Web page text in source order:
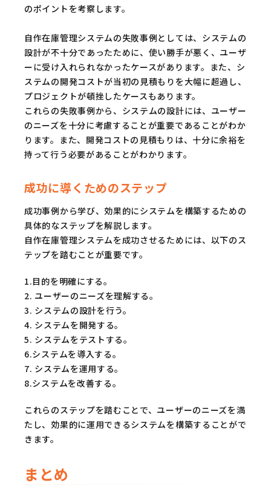
のポイントを考察します。
自作在庫管理システムの失敗事例としては、システムの
設計が不十分であったために、使い勝手が悪く、ユーザ
ーに受け入れられなかったケースがあります。また、シ
ステムの開発コストが当初の見積もりを大幅に超過し、
プロジェクトが頓挫したケースもあります。
これらの失敗事例から、システムの設計には、ユーザー
のニーズを十分に考慮することが重要であることがわか
ります。また、開発コストの見積もりは、十分に余裕を
持って行う必要があることがわかります。
成功に導くためのステップ
成功事例から学び、効果的にシステムを構築するための
具体的なステップを解説します。
自作在庫管理システムを成功させるためには、以下のス
テップを踏むことが重要です。
1.目的を明確にする。
2. ユーザーのニーズを理解する。
3. システムの設計を行う。
4. システムを開発する。
5. システムをテストする。
6.システムを導入する。
7. システムを運用する。
8.システムを改善する。
これらのステップを踏むことで、ユーザーのニーズを満
たし、効果的に運用できるシステムを構築することがで
きます。
まとめ